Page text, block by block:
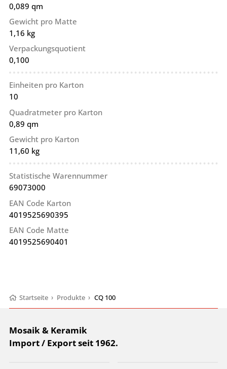
0,089 qm
Gewicht pro Matte
1,16 kg
Verpackungsquotient
0,100
Einheiten pro Karton
10
Quadratmeter pro Karton
0,89 qm
Gewicht pro Karton
11,60 kg
Statistische Warennummer
69073000
EAN Code Karton
4019525690395
EAN Code Matte
4019525690401
Startseite › Produkte › CQ 100
Mosaik & Keramik
Import / Export seit 1962.